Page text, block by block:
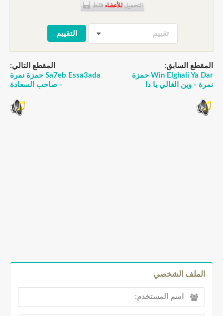
تقييم
المقطع السابق:
Win Elghali Ya Dar حمزة
نمرة - وين الغالي يا دا
المقطع التالي:
Sa7eb Essa3ada حمزة نمرة
- صاحب السعادة
الملف الشخصي